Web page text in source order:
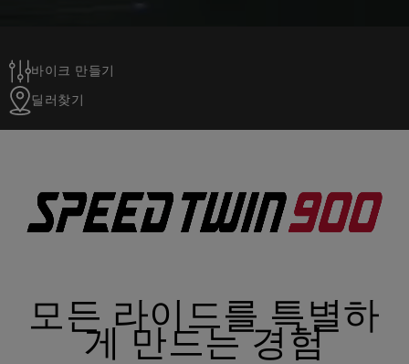
바이크 만들기
딜러찾기
모든 라이드를 특별하
게 만드는 경험